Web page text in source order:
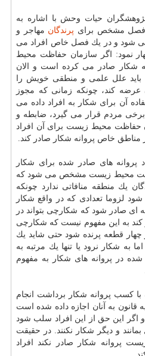
حیات وحش با اشاره به
فصل مشخص برای پرندگان مهاجر و
شود و در یك فصل خاص افراد می
نمود: اگر سازمان حفاظت محیط
شكار صادر می كرده است و الان
علل علمی و منطقی خویش را
عرضه كند، چونكه زمانی كه مجوز
آن برای شكار به افراد داده می
مردم قرار می گیرد، ضابطه و
حفاظت محیط زیست برای آن افراد
خاص پروانه شكار صادر كند.
پروانه های صادر شده برای شكار
محیط زیست مشخص می شود كه
یك منطقه منافاتی ندارد چونكه
لزوما تعدادی كه در واقع شكار
ای صادر شود كه شكارچی بتواند در
كند به این مفهوم نیست كه شكارچی
قطعه پرنده شود حتی شاید یك
به شكار نرود یا تنها یك مرتبه به
شده در پروانه های شكار به مفهوم
كسب پروانه شكار برداشت انجام
قانون به آنان اجازه داده شده است
و اگر این حق از این افراد سلب شود
و دیگر شكار نكنند. در حقیقت
پروانه شكار صادر نكند افراد